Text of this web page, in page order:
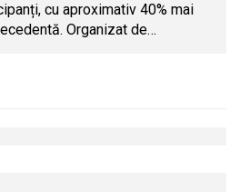
cu aproximativ 40% mai
Organizat de…